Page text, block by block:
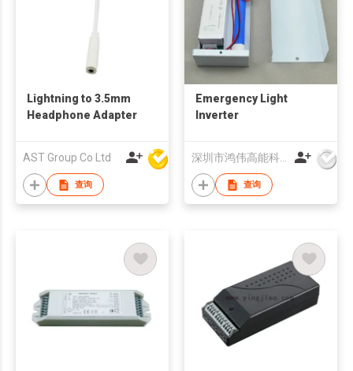
Lightning to 3.5mm
Headphone Adapter
AST Group Co Ltd
查询
Emergency Light
Inverter
深圳市鸿伟高能科技有限公司
查询